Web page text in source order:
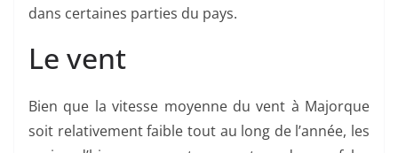
dans certaines parties du pays.
Le vent
Bien que la vitesse moyenne du vent à Majorque
soit relativement faible tout au long de l’année, les